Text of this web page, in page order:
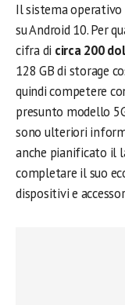
Il sistema operativo
su Android 10. Per
cifra di circa 200
128 GB di storage
quindi competere
presunto modello
sono ulteriori
anche pianificato il
completare il suo
dispositivi e